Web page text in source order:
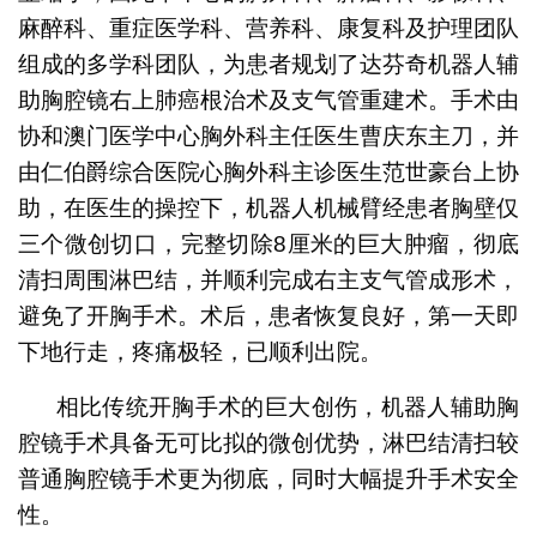
麻醉科、重症医学科、营养科、康复科及护理团队
组成的多学科团队，为患者规划了达芬奇机器人辅
助胸腔镜右上肺癌根治术及支气管重建术。手术由
协和澳门医学中心胸外科主任医生曹庆东主刀，并
由仁伯爵综合医院心胸外科主诊医生范世豪台上协
助，在医生的操控下，机器人机械臂经患者胸壁仅
三个微创切口，完整切除8厘米的巨大肿瘤，彻底
清扫周围淋巴结，并顺利完成右主支气管成形术，
避免了开胸手术。术后，患者恢复良好，第一天即
下地行走，疼痛极轻，已顺利出院。
相比传统开胸手术的巨大创伤，机器人辅助胸
腔镜手术具备无可比拟的微创优势，淋巴结清扫较
普通胸腔镜手术更为彻底，同时大幅提升手术安全
性。